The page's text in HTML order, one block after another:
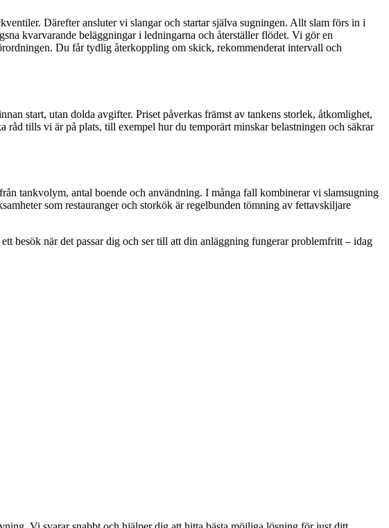
Därefter ansluter vi slangar och startar själva sugningen. Allt slam förs in i
kvarvarande beläggningar i ledningarna och återställer flödet. Vi gör en
Du får tydlig återkoppling om skick, rekommenderat intervall och
start, utan dolda avgifter. Priset påverkas främst av tankens storlek, åtkomlighet,
tills vi är på plats, till exempel hur du temporärt minskar belastningen och säkrar
tankvolym, antal boende och användning. I många fall kombinerar vi slamsugning
som restauranger och storkök är regelbunden tömning av fettavskiljare
besök när det passar dig och ser till att din anläggning fungerar problemfritt – idag